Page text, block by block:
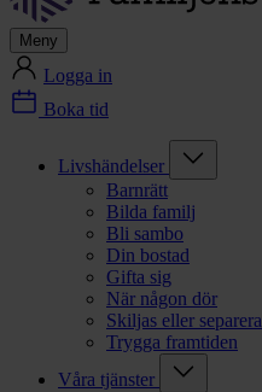
Meny
Logga in
Boka tid
Livshändelser
Barnrätt
Bilda familj
Bli sambo
Din bostad
Gifta sig
När någon dör
Skiljas eller separera
Trygga framtiden
Våra tjänster